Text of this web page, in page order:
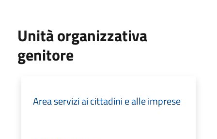
Unità organizzativa
genitore
Area servizi ai cittadini e alle imprese